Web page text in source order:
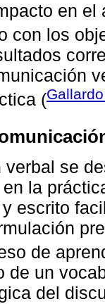
en
con los
(
verbal se
la
escrito
de
de un
del